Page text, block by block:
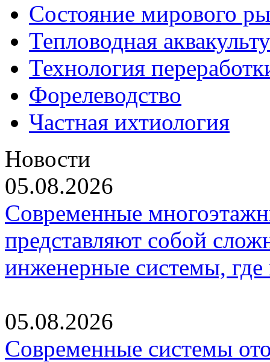
Состояние мирового
Тепловодная
Технология
Форелеводство
Частная ихтиология
Новости
05.08.2026
Современные
представляют собой
инженерные системы,
05.08.2026
Современные системы